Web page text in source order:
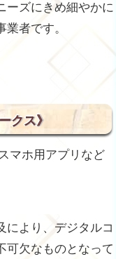
ーズにきめ細やかに
者です。
クス》
マホ用アプリなど
により、デジタルコ
可欠なものとなって